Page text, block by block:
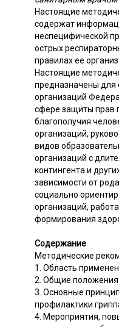
Настоящие
содержат
неспецифической
острых
правилах ее
Настоящие
предназначены для
организаций
сфере защиты прав
благополучия
организаций,
видов
организаций с
контингента и
зависимости от
социально
организаций,
формирования
Содержание
Методические
1. Область
2. Общие положения
3. Основные
профилактики
4. Мероприятия,